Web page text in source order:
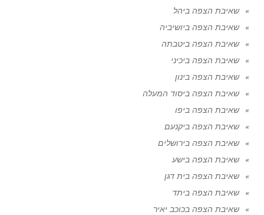
שאיבת הצפה ביהל
שאיבת הצפה ביושיביה
שאיבת הצפה ביטבתה
שאיבת הצפה ביכיני
שאיבת הצפה בינון
שאיבת הצפה ביסוד המעלה
שאיבת הצפה ביפו
שאיבת הצפה ביקנעם
שאיבת הצפה בירושלים
שאיבת הצפה בישע
שאיבת הצפה בית דגן
שאיבת הצפה ביתד
שאיבת הצפה בכוכב יאיר